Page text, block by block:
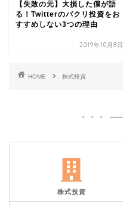
【失敗の元】大損した僕が語
る！Twitterのパクリ投資をお
すすめしない3つの理由
2019年10月8日
HOME 株式投資
株式投資